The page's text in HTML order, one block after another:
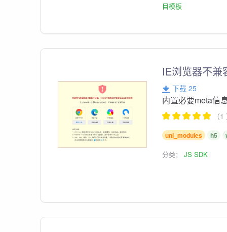
目模板
IE浏览器不
下载 25
内置必要meta信
（
uni_modules h5
分类：JS SDK